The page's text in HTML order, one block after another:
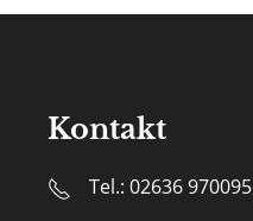
Kontakt
Tel.: 02636 970095